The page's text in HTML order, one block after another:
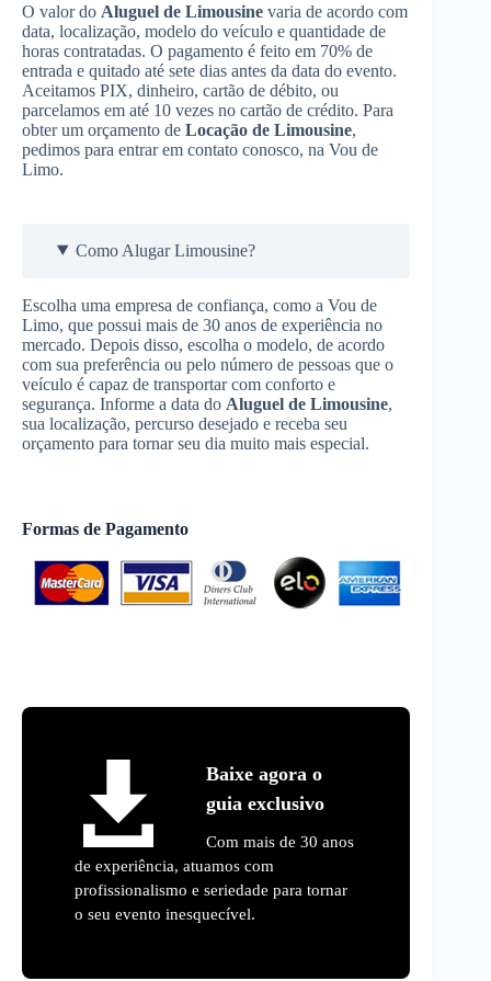
O valor do Aluguel de Limousine varia de acordo com
data, localização, modelo do veículo e quantidade de
horas contratadas. O pagamento é feito em 70% de
entrada e quitado até sete dias antes da data do evento.
Aceitamos PIX, dinheiro, cartão de débito, ou
parcelamos em até 10 vezes no cartão de crédito. Para
obter um orçamento de Locação de Limousine,
pedimos para entrar em contato conosco, na Vou de
Limo.
Como Alugar Limousine?
Escolha uma empresa de confiança, como a Vou de
Limo, que possui mais de 30 anos de experiência no
mercado. Depois disso, escolha o modelo, de acordo
com sua preferência ou pelo número de pessoas que o
veículo é capaz de transportar com conforto e
segurança. Informe a data do Aluguel de Limousine,
sua localização, percurso desejado e receba seu
orçamento para tornar seu dia muito mais especial.
Formas de Pagamento
Baixe agora o
guia exclusivo
Com mais de 30 anos
de experiência, atuamos com
profissionalismo e seriedade para tornar
o seu evento inesquecível.